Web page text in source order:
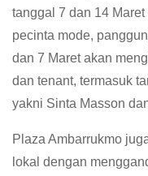
tanggal 7 dan 14
pecinta mode,
dan 7 Maret akan
dan tenant, termasuk
yakni Sinta Masson
Plaza Ambarrukmo
lokal dengan